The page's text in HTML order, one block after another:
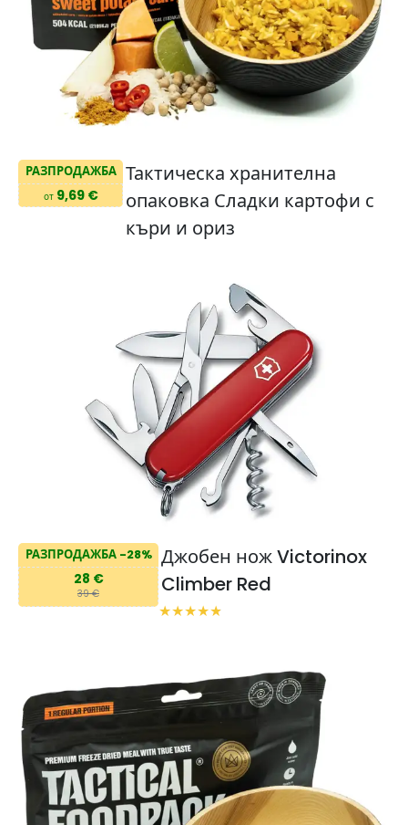
РАЗПРОДАЖБА
от9,69 €
Тактическа хранителна
опаковка Сладки картофи с
къри и ориз
РАЗПРОДАЖБА -28%
28 €
39 €
Джобен нож Victorinox
Climber Red